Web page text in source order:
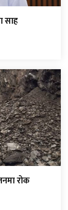
साह
रोक